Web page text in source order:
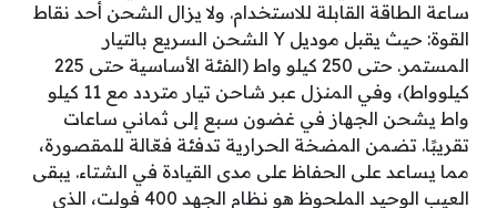
ساعة الطاقة القابلة للاستخدام. ولا يزال الشحن أحد نقاط
القوة: حيث يقبل موديل Y الشحن السريع بالتيار
المستمر. حتى 250 كيلو واط (الفئة الأساسية حتى 225
كيلوواط)، وفي المنزل عبر شاحن تيار متردد مع 11 كيلو
واط يشحن الجهاز في غضون سبع إلى ثماني ساعات
تقريبًا. تضمن المضخة الحرارية تدفئة فعّالة للمقصورة،
مما يساعد على الحفاظ على مدى القيادة في الشتاء. يبقى
العيب الوحيد الملحوظ هو نظام الجهد 400 فولت، الذي